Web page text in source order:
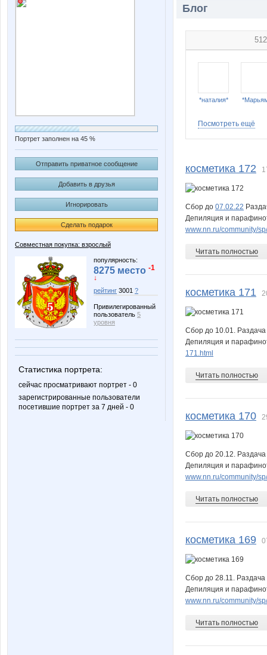
Портрет заполнен на 45 %
Отправить приватное сообщение
Добавить в друзья
Игнорировать
Сделать подарок
Совместная покупка: взрослый
популярность:
8275 место -1
↓
рейтинг 3001 ?
Привилегированный
пользователь 5
уровня
Статистика портрета:
сейчас просматривают портрет - 0
зарегистрированные пользователи
посетившие портрет за 7 дней - 0
Блог
512
*наталия*
Galka86
Kss-Sss
NN66
Sunny Polly
Посмотреть ещё
косметика 172
Сбор до 07.02.22
Депиляция и
www.nn.ru/community/
Читать полностью
косметика 171
Сбор до 10.01. Раздача
Депиляция и
171.html
Читать полностью
косметика 170
Сбор до 20.12. Раздача
Депиляция и
www.nn.ru/community/
Читать полностью
косметика 169
Сбор до 28.11. Раздача
Депиляция и
www.nn.ru/community/
Читать полностью